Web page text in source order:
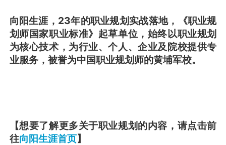
向阳生涯，23年的职业规划实战落地，《职业规
划师国家职业标准》起草单位，始终以职业规划
为核心技术，为行业、个人、企业及院校提供专
业服务，被誉为中国职业规划师的黄埔军校。
【想要了解更多关于职业规划的内容，请点击前
往向阳生涯首页】